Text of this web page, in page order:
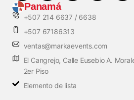
Panamá
+507 214 6637 / 6638
+507 67186313
ventas@markaevents.com
El Cangrejo, Calle Eusebio A.
2er Piso
Elemento de lista